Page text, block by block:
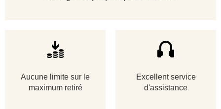
Aucune limite sur le
maximum retiré
Excellent service
d'assistance